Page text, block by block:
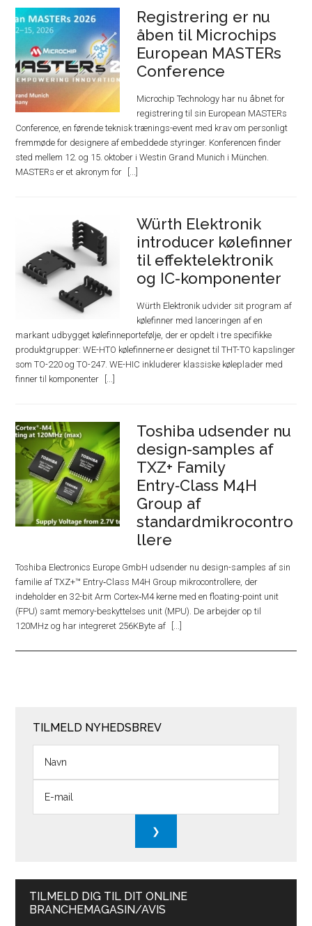
Registrering er nu
åben til Microchips
European MASTERs
Conference
Microchip Technology har nu åbnet for
registrering til sin European MASTERs
Conference, en førende teknisk trænings-event med krav om personligt
fremmøde for designere af embeddede styringer. Konferencen finder
sted mellem 12. og 15. oktober i Westin Grand Munich i München.
MASTERs er et akronym for
Würth Elektronik
introducer kølefinner
til effektelektronik
og IC-komponenter
Würth Elektronik udvider sit program af
kølefinner med lanceringen af en
markant udbygget kølefinneportefølje, der er opdelt i tre specifikke
produktgrupper: WE-HTO kølefinnerne er designet til THT-TO kapslinger
som TO-220 og TO-247. WE-HIC inkluderer klassiske køleplader med
finner til komponenter
Toshiba udsender nu
design-samples af
TXZ+ Family
Entry‑Class M4H
Group af
standardmikrocontro
llere
Toshiba Electronics Europe GmbH udsender nu design-samples af sin
familie af TXZ+™ Entry‑Class M4H Group mikrocontrollere, der
indeholder en 32-bit Arm Cortex‑M4 kerne med en floating-point unit
(FPU) samt memory-beskyttelses unit (MPU). De arbejder op til
120MHz og har integreret 256KByte af
TILMELD NYHEDSBREV
TILMELD DIG TIL DIT ONLINE
BRANCHEMAGASIN/AVIS